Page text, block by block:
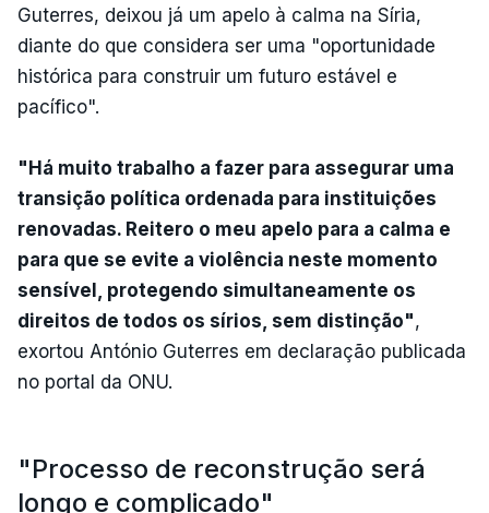
Guterres, deixou já um apelo à calma na Síria,
diante do que considera ser uma "oportunidade
histórica para construir um futuro estável e
pacífico".
"Há muito trabalho a fazer para assegurar uma
transição política ordenada para instituições
renovadas. Reitero o meu apelo para a calma e
para que se evite a violência neste momento
sensível, protegendo simultaneamente os
direitos de todos os sírios, sem distinção",
exortou António Guterres em declaração publicada
no portal da ONU.
"Processo de reconstrução será
longo e complicado"